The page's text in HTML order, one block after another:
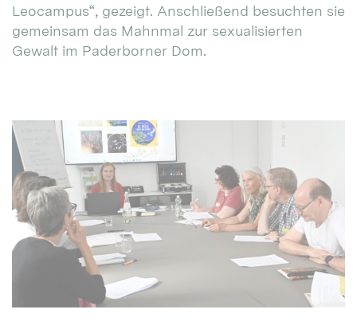
Leocampus“, gezeigt. Anschließend besuchten sie
gemeinsam das Mahnmal zur sexualisierten
Gewalt im Paderborner Dom.